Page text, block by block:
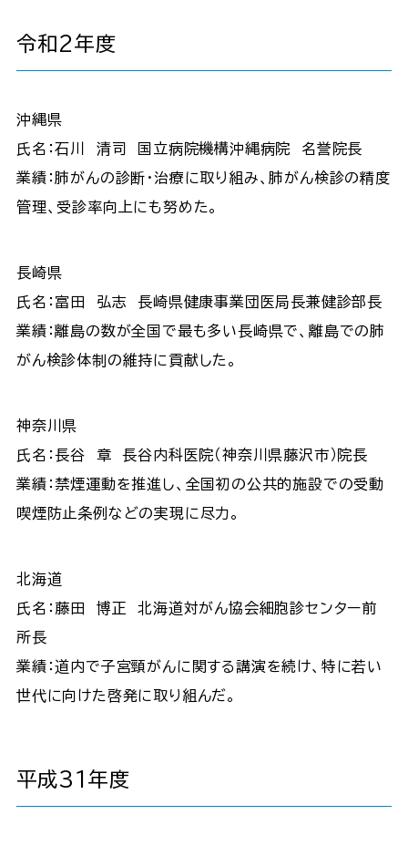
令和2年度
沖縄県
氏名：石川 清司 国立病院機構沖縄病院 名誉院長
業績：肺がんの診断・治療に取り組み、肺がん検診の精度
管理、受診率向上にも努めた。
長崎県
氏名：富田 弘志 長崎県健康事業団医局長兼健診部長
業績：離島の数が全国で最も多い長崎県で、離島での肺
がん検診体制の維持に貢献した。
神奈川県
氏名：長谷 章 長谷内科医院（神奈川県藤沢市）院長
業績：禁煙運動を推進し、全国初の公共的施設での受動
喫煙防止条例などの実現に尽力。
北海道
氏名：藤田 博正 北海道対がん協会細胞診センター前
所長
業績：道内で子宮頸がんに関する講演を続け、特に若い
世代に向けた啓発に取り組んだ。
平成31年度